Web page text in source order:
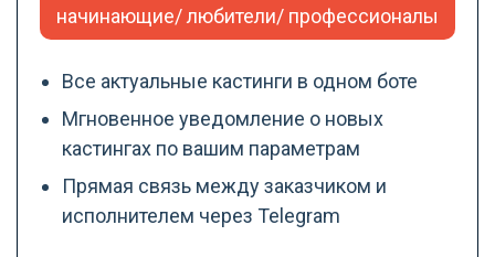
начинающие/ любители/ профессионалы
Все актуальные кастинги в одном боте
Мгновенное уведомление о новых
кастингах по вашим параметрам
Прямая связь между заказчиком и
исполнителем через Telegram